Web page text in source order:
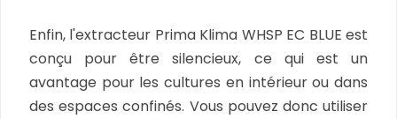
Enfin, l'extracteur Prima Klima WHSP EC BLUE est
conçu pour être silencieux, ce qui est un
avantage pour les cultures en intérieur ou dans
des espaces confinés. Vous pouvez donc utiliser